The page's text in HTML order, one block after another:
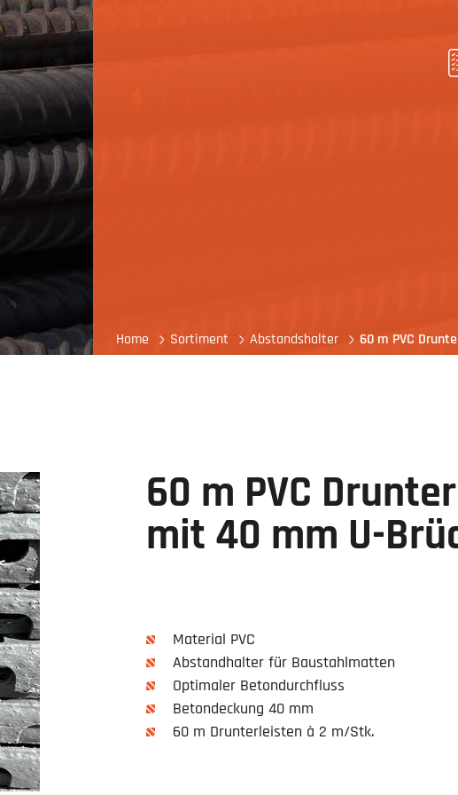
Home Sortiment Abstandshalter 60 m PVC
60 m PVC
mit 40 mm U-
Material PVC
Abstandhalter für Baustahlmatten
Optimaler Betondurchfluss
Betondeckung 40 mm
60 m Drunterleisten à 2 m/Stk.